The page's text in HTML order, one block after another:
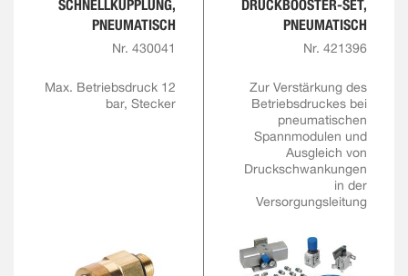
SCHNELLKUPPLUNG,
PNEUMATISCH
Nr. 430041
Max. Betriebsdruck 12
bar, Stecker
DRUCKBOOSTER-SET,
PNEUMATISCH
Nr. 421396
Zur Verstärkung des
Betriebsdruckes bei
pneumatischen
Spannmodulen und
Ausgleich von
Druckschwankungen
in der
Versorgungsleitung